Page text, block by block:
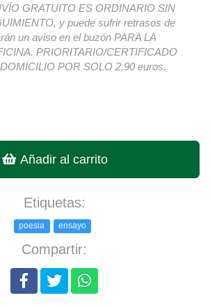
GRATUITO ES ORDINARIO SIN
y puede sufrir retrasos de
un aviso en el buzón PARA LA
PRIORITARIO/CERTIFICADO
POR SOLO 2,90 euros.
Añadir al carrito
Etiquetas:
poesia ensayo
Compartir: